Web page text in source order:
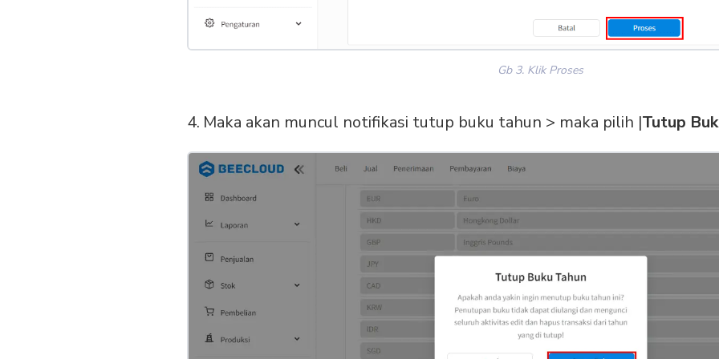
Gb 3. Klik Proses
Maka akan muncul notifikasi tutup buku tahun > maka pilih |Tutup